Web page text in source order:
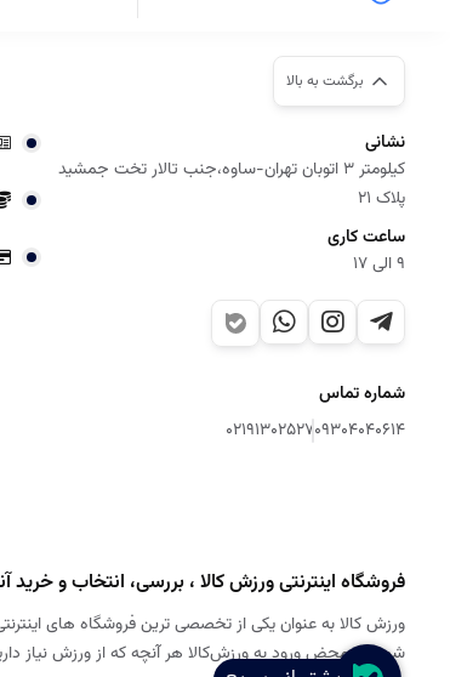
برگشت به بالا
نشانی
کیلومتر 3 اتوبان تهران-ساوه،جنب تالار تخت جمشید
پلاک 21
ساعت کاری
9 الی 17
شماره تماس
09304040614
02191302527
فروشگاه اینترنتی ورزش کالا ، بررسی، انتخاب و خرید
ورزش کالا به عنوان یکی از تخصصی ترین فروشگاه های
شود. به محض ورود به ورزش‌کالا هر آنچه که از ورزش نیاز